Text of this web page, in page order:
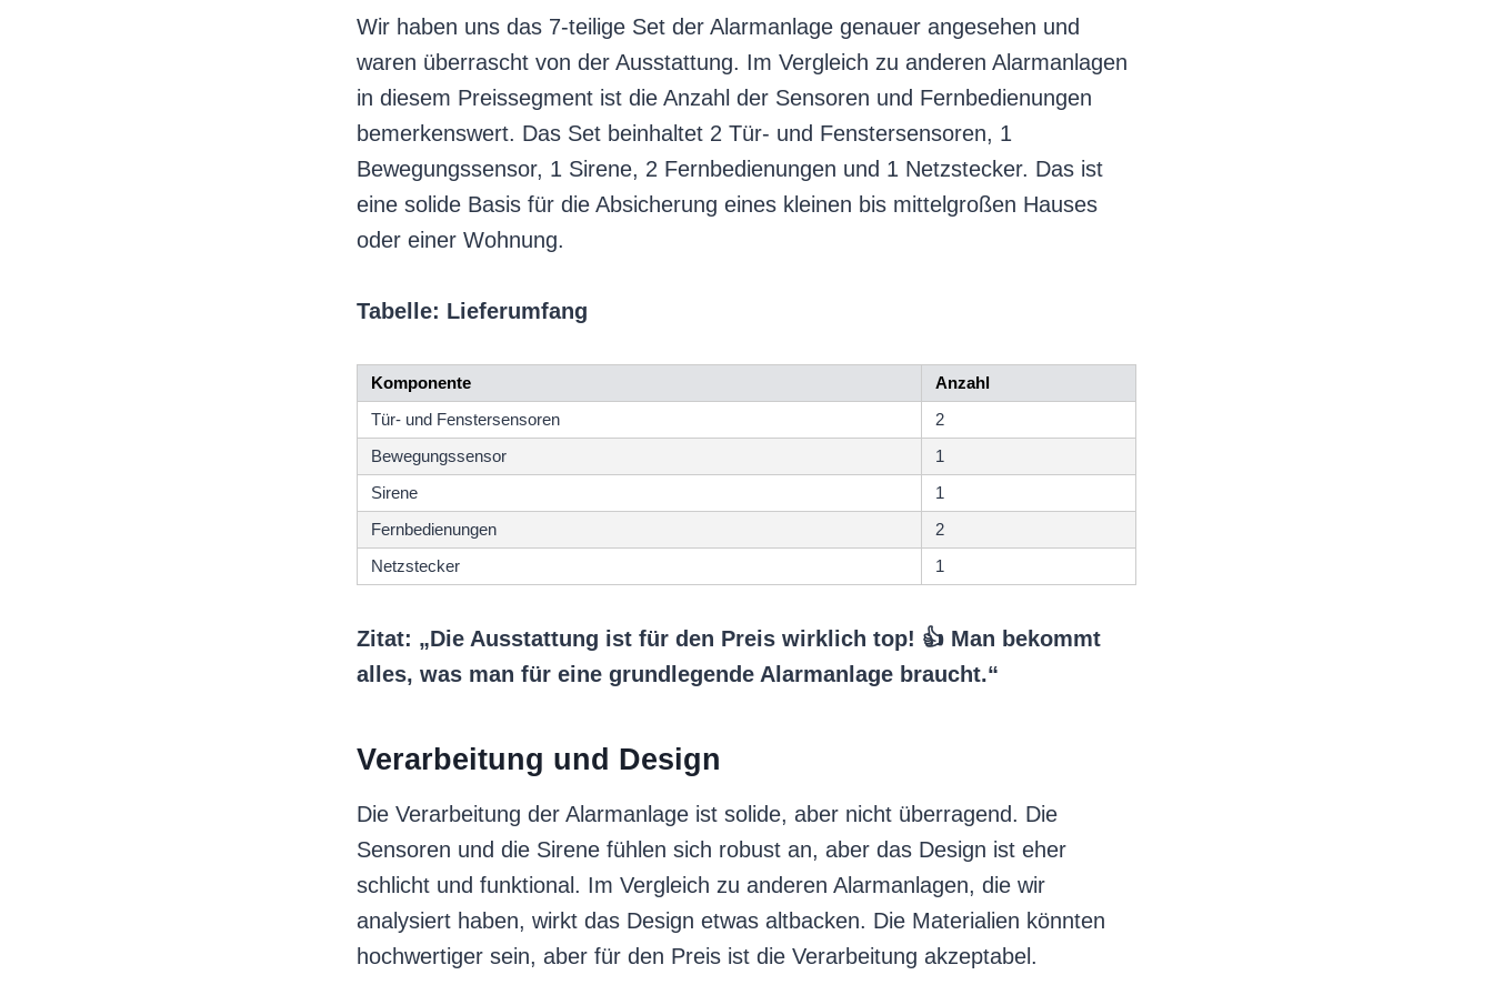
Wir haben uns das 7-teilige Set der Alarmanlage genauer angesehen und
waren überrascht von der Ausstattung. Im Vergleich zu anderen Alarmanlagen
in diesem Preissegment ist die Anzahl der Sensoren und Fernbedienungen
bemerkenswert. Das Set beinhaltet 2 Tür- und Fenstersensoren, 1
Bewegungssensor, 1 Sirene, 2 Fernbedienungen und 1 Netzstecker. Das ist
eine solide Basis für die Absicherung eines kleinen bis mittelgroßen Hauses
oder einer Wohnung.
Tabelle: Lieferumfang
Komponente
Anzahl
Tür- und Fenstersensoren
2
Bewegungssensor
1
Sirene
1
Fernbedienungen
2
Netzstecker
1
Zitat: „Die Ausstattung ist für den Preis wirklich top! 👍 Man bekommt
alles, was man für eine grundlegende Alarmanlage braucht.“
Verarbeitung und Design
Die Verarbeitung der Alarmanlage ist solide, aber nicht überragend. Die
Sensoren und die Sirene fühlen sich robust an, aber das Design ist eher
schlicht und funktional. Im Vergleich zu anderen Alarmanlagen, die wir
analysiert haben, wirkt das Design etwas altbacken. Die Materialien könnten
hochwertiger sein, aber für den Preis ist die Verarbeitung akzeptabel.